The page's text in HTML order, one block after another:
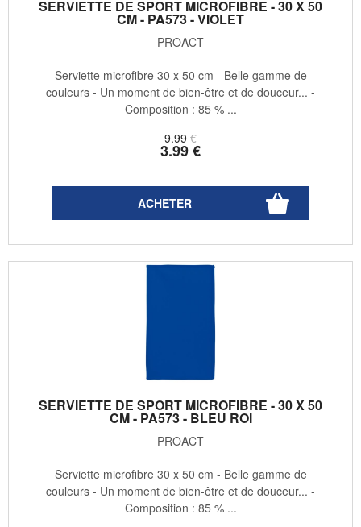
SERVIETTE DE SPORT MICROFIBRE - 30 X 50
CM - PA573 - VIOLET
PROACT
9.99 €
3.99€
Serviette microfibre 30 x 50 cm - Belle gamme de
couleurs - Un moment de bien-être et de douceur... -
Composition : 85 % ...
SERVIETTE DE SPORT MICROFIBRE - 30 X 50
CM - PA573 - BLEU ROI
PROACT
Serviette microfibre 30 x 50 cm - Belle gamme de
couleurs - Un moment de bien-être et de douceur... -
Composition : 85 % ...